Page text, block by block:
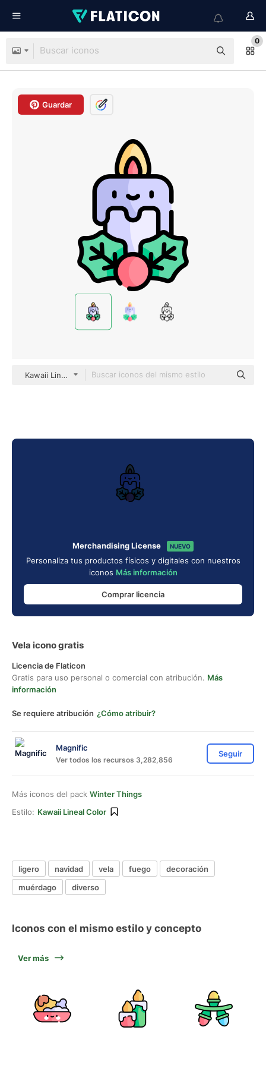
0
Guardar
Kawaii Lineal color
Merchandising License NUEVO
Personaliza tus productos físicos y digitales con nuestros
iconos Más información
Comprar licencia
Vela icono gratis
Licencia de Flaticon
Gratis para uso personal o comercial con atribución. Más
información
Se requiere atribución ¿Cómo atribuir?
Magnific
Ver todos los recursos 3,282,856
Seguir
Más iconos del pack Winter Things
Estilo: Kawaii Lineal Color
ligero navidad vela fuego
decoración
muérdago
diverso
Iconos con el mismo estilo y concepto
Ver más